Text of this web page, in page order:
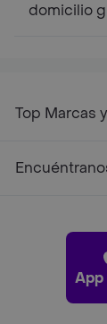
domicilio
Top Marcas